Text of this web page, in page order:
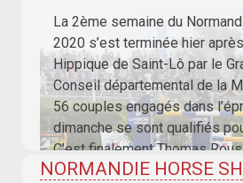
La 2ème semaine du
2020 s’est terminée hier
Hippique de Saint-Lô par le
Conseil départemental de la
56 couples engagés dans
dimanche se sont qualifiés
C’est finalement Thomas
Baboun des Flagues, derniers
NORMANDIE HORSE